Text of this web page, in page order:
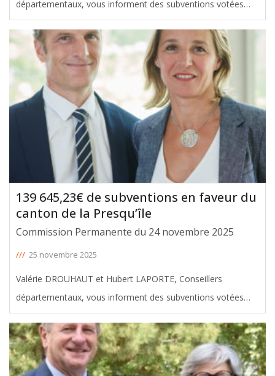
départementaux, vous informent des subventions votées
avec leur soutien en faveur du canton des Coteaux de
Dordogne, lors de la Commission Permanente du 24
novembre 2025. Le montant total de
139 645,23€ de subventions en faveur du
canton de la Presqu’île
Commission Permanente du 24 novembre 2025
/// 25 novembre 2025
Valérie DROUHAUT et Hubert LAPORTE, Conseillers
départementaux, vous informent des subventions votées
avec leur soutien en faveur du canton de la Presqu’île, lors de
la Commission Permanente du 24 novembre 2025. Le
montant total de ces aides[ … ]